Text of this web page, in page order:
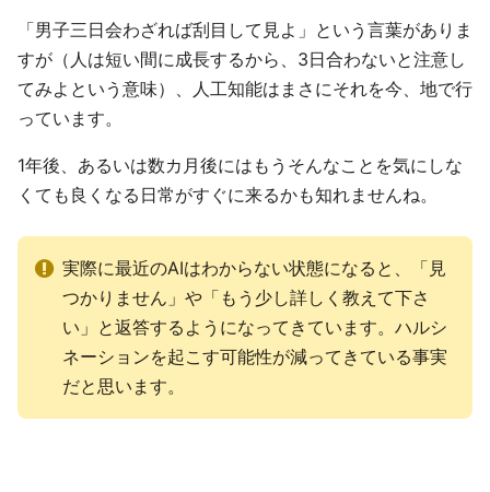
「男子三日会わざれば刮目して見よ」という言葉がありま
すが（人は短い間に成長するから、3日合わないと注意し
てみよという意味）、人工知能はまさにそれを今、地で行
っています。
1年後、あるいは数カ月後にはもうそんなことを気にしな
くても良くなる日常がすぐに来るかも知れませんね。
実際に最近のAIはわからない状態になると、「見
つかりません」や「もう少し詳しく教えて下さ
い」と返答するようになってきています。ハルシ
ネーションを起こす可能性が減ってきている事実
だと思います。